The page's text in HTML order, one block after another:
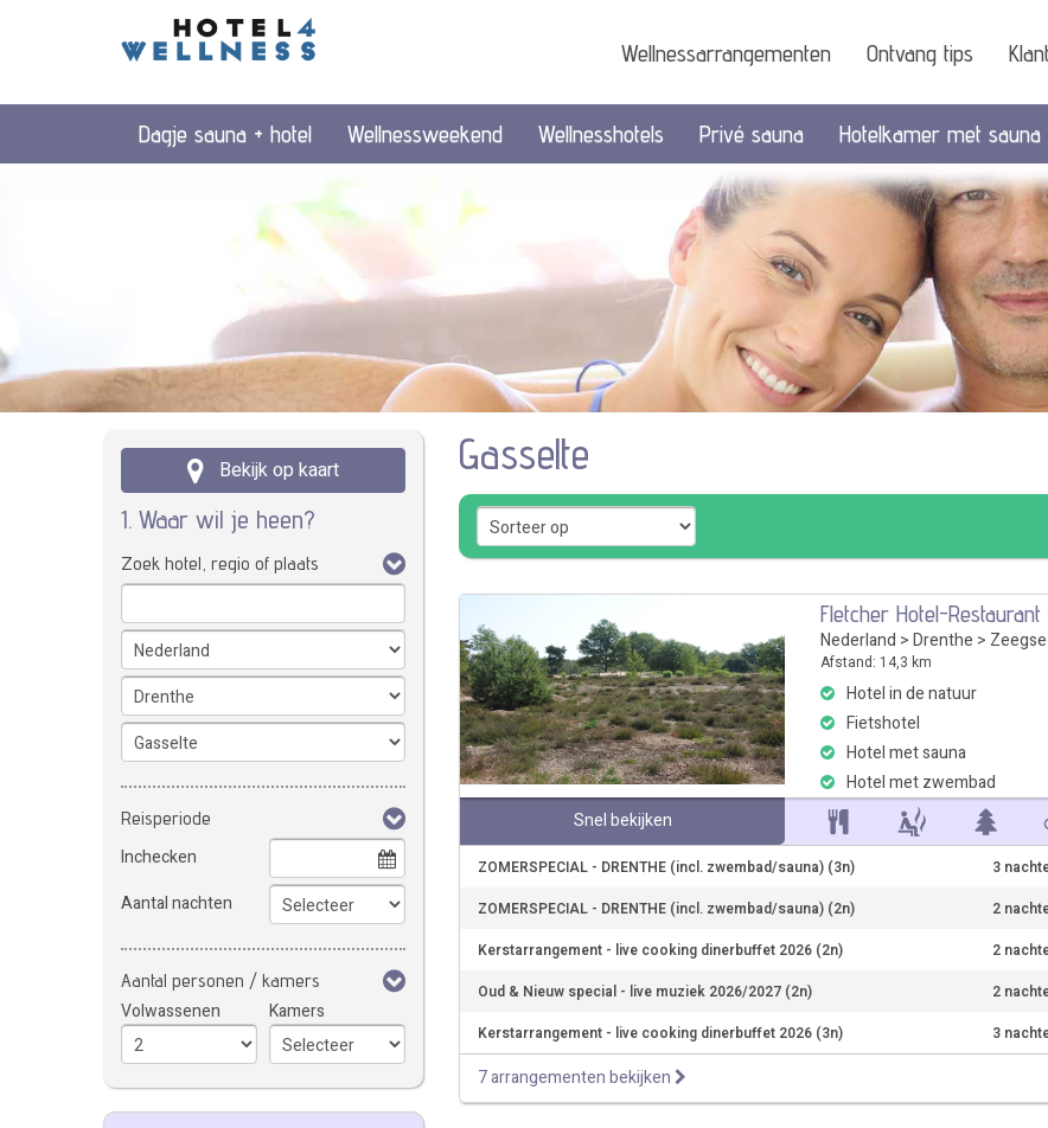
Wellnessarrangementen Ontvang tips
Dagje sauna + hotel Wellnessweekend Wellnesshotels Privé sauna Hotelkamer met sauna
Bekijk op kaart
1. Waar wil je heen?
Zoek hotel, regio of plaats
Reisperiode
Inchecken
Aantal nachten
Aantal personen / kamers
Volwassenen Kamers
Gasselte
Fletcher Hotel-
Nederland > Drenthe > Zeegse
Afstand: 14,3 km
Hotel in de natuur
Fietshotel
Hotel met sauna
Hotel met zwembad
Snel bekijken
ZOMERSPECIAL - DRENTHE (incl. zwembad/sauna) (3n) 3
ZOMERSPECIAL - DRENTHE (incl. zwembad/sauna) (2n)
2
Kerstarrangement - live cooking dinerbuffet 2026 (2n)
2
Oud & Nieuw special - live muziek 2026/2027 (2n)
2
Kerstarrangement - live cooking dinerbuffet 2026 (3n)
3
7 arrangementen bekijken